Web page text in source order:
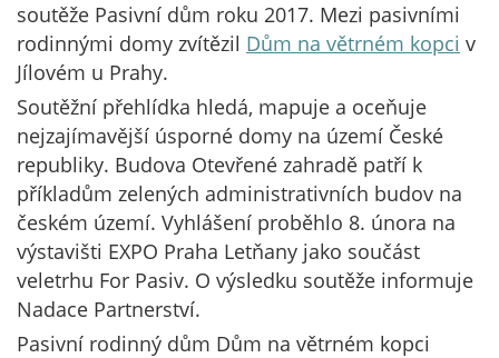
soutěže Pasivní dům roku 2017. Mezi pasivními
rodinnými domy zvítězil Dům na větrném kopci v
Jílovém u Prahy.
Soutěžní přehlídka hledá, mapuje a oceňuje
nejzajímavější úsporné domy na území České
republiky. Budova Otevřené zahradě patří k
příkladům zelených administrativních budov na
českém území. Vyhlášení proběhlo 8. února na
výstavišti EXPO Praha Letňany jako součást
veletrhu For Pasiv. O výsledku soutěže informuje
Nadace Partnerství.
Pasivní rodinný dům Dům na větrném kopci